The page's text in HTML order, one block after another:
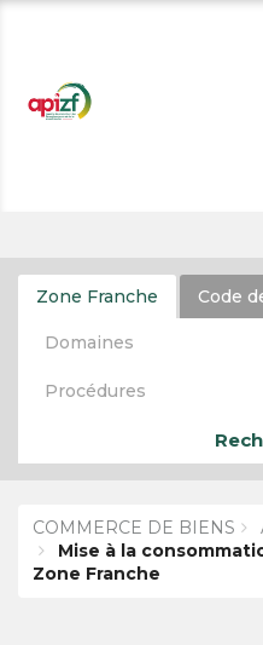
Zone Franche Code
Domaines
Procédures
COMMERCE DE BIENS
Mise à la
Zone Franche